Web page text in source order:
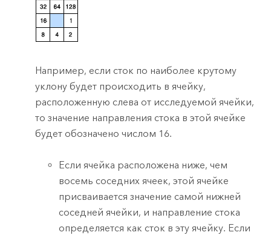
Например, если сток по наиболее крутому
уклону будет происходить в ячейку,
расположенную слева от исследуемой ячейки,
то значение направления стока в этой ячейке
будет обозначено числом 16.
Если ячейка расположена ниже, чем
восемь соседних ячеек, этой ячейке
присваивается значение самой нижней
соседней ячейки, и направление стока
определяется как сток в эту ячейку. Если